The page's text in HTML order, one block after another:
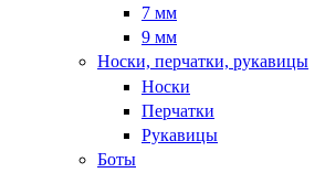
7 мм
9 мм
Носки, перчатки, рукавицы
Носки
Перчатки
Рукавицы
Боты